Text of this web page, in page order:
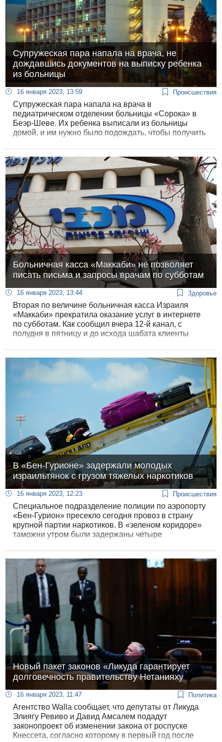
Супружеская пара напала на врача, не
дождавшись документов на выписку ребенка
из больницы
16 января 2023, 13:59 Происшествия
Супружеская пара напала на врача в
педиатрическом отделении больницы «Сорока» в
Беэр-Шеве. Их ребенка выписали из больницы
домой, и им нужно было подождать, чтобы получить
Больничная касса «Маккаби» не позволяет
писать письма и запросы врачам по субботам
16 января 2023, 13:44 Здоровье
Вторая по величине больничная касса Израиля
«Маккаби» прекратила оказание услуг в интернете
по субботам. Как сообщил вчера 12-й канал, с
полудня в пятницу и до исхода шабата клиенты
аппликации и на сайте больничной кассы в
интернете, просить врачей о рецептах или
консультироваться с ними.
В «Бен-Гурионе» задержали молодых
израильтянок с грузом тяжелых наркотиков
16 января 2023, 12:23 Происшествия
Специальное подразделение полиции по аэропорту
«Бен-Гурион» пресекло сегодня провоз в страну
крупной партии наркотиков. В «зеленом коридоре»
таможни утром были задержаны четыре
15 кг сильных наркотиков. Кокаин и кетамин были
обнаружены в багаже 20-летних девушек из Кфар-
Сабы и Кирьят-Икрона.
Новый пакет законов «Ликуда гарантирует
долговечность правительству Нетанияху
16 января 2023, 11:47 Политика
Агентство Walla сообщает, что депутаты от Ликуда
Элиягу Ревиво и Давид Амсалем подадут
законопроект об изменении закона от роспуске
Кнессета, согласно которому в первый год после